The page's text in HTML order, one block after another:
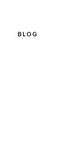
BLOG